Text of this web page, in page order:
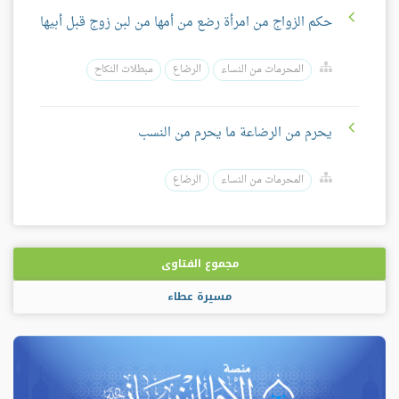
حكم الزواج من امرأة رضع من أمها من لبن زوج قبل أبيها
المحرمات من النساء الرضاع مبطلات النكاح
يحرم من الرضاعة ما يحرم من النسب
المحرمات من النساء الرضاع
مجموع الفتاوى
مسيرة عطاء